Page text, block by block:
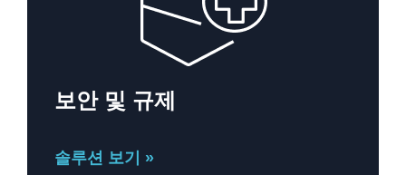
보안 및 규제
솔루션 보기 »